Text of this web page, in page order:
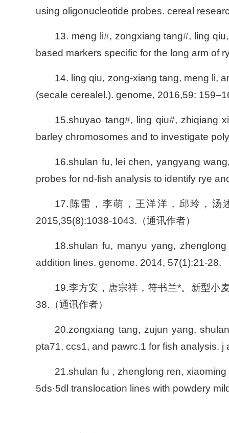
using oligonucleotide probes. cereal
13. meng li#, zongxiang tang#, ling
based markers specific for the long arm of
14. ling qiu, zong-xiang tang, meng li,
(secale cereale l.). genome, 2016,59:
15.shuyao tang#, ling qiu#, zhiqiang
barley chromosomes and to investigate
16.shulan fu, lei chen, yangyang
probes for nd-fish analysis to identify rye
17.陈雷，李萌，王洋洋，邱玲，汤
2015,35(8):1038-1043.（通讯作者）
18.shulan fu, manyu yang,
addition lines. genome. 2014, 57(1):21-28.
19.李方安，唐宗祥，符书兰*。新型小
38.（通讯作者）
20.zongxiang tang, zujun yang,
pta71, ccs1, and pawrc.1 for fish analysis.
21.shulan fu , zhenglong ren,
5ds·5dl translocation lines with powdery